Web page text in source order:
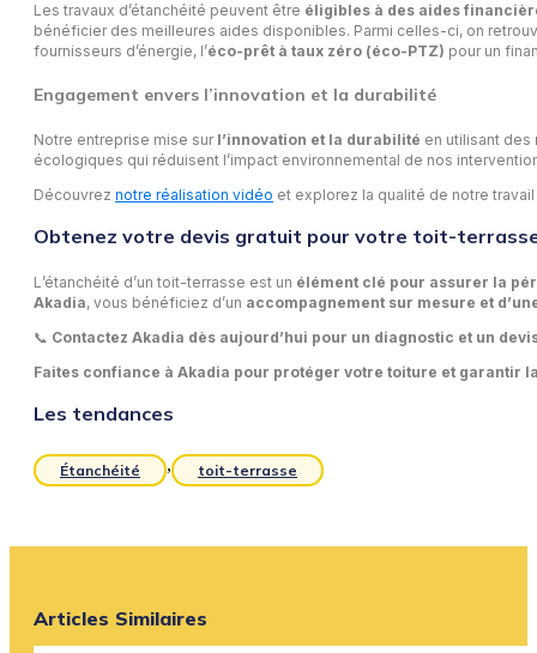
Les travaux d’étanchéité peuvent être éligibles à des aides
bénéficier des meilleures aides disponibles. Parmi celles-ci, on
fournisseurs d’énergie, l’éco-prêt à taux zéro (éco-PTZ) pour un
Engagement envers l’innovation et la durabilité
Notre entreprise mise sur l’innovation et la durabilité en utilisant des
écologiques qui réduisent l’impact environnemental de nos
Découvrez notre réalisation vidéo et explorez la qualité de notre travail
Obtenez votre devis gratuit pour votre toit-
L’étanchéité d’un toit-terrasse est un élément clé pour assurer la
Akadia, vous bénéficiez d’un accompagnement sur mesure et
📞 Contactez Akadia dès aujourd’hui pour un diagnostic et un
Faites confiance à Akadia pour protéger votre toiture et garantir
Les tendances
Étanchéité , toit-terrasse
Articles Similaires